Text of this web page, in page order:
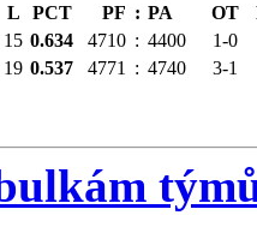
L PCT PF : PA OT
15 0.634 4710 : 4400
1-0
19 0.537 4771 : 4740 3-1